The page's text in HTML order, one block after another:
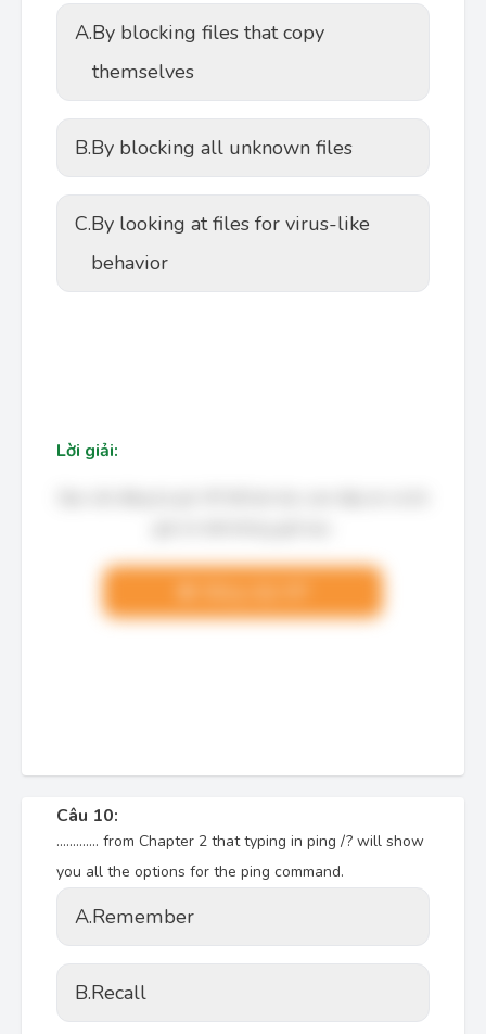
A.By blocking files that copy
themselves
B.By blocking all unknown files
C.By looking at files for virus-like
behavior
Lời giải:
Câu 10:
............. from Chapter 2 that typing in ping /? will show
you all the options for the ping command.
A.Remember
B.Recall